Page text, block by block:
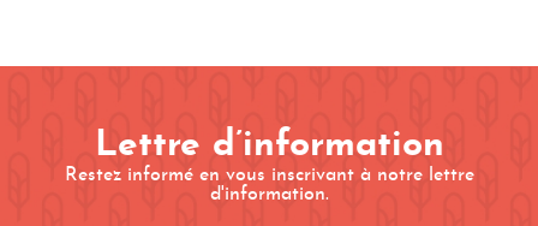
Lettre d’information
Restez informé en vous inscrivant à notre lettre
d'information.